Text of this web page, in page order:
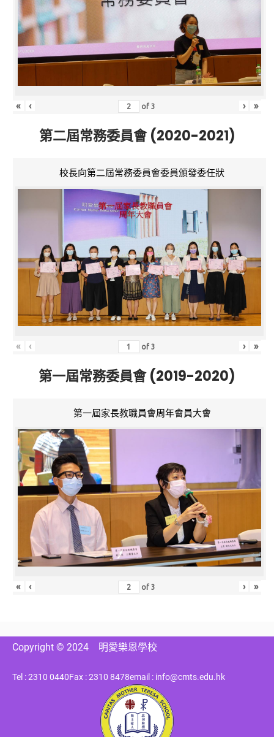
« ‹ of3 › »
第二屆常務委員會 (2020-2021)
校長向第二屆常務委員會委員頒發委任狀
« ‹ of3 › »
第一屆常務委員會 (2019-2020)
第一屆家長教職員會周年會員大會
« ‹ of3 › »
Copyright © 2024 明愛樂恩學校
Tel : 2310 0440Fax : 2310 8478email : info@cmts.edu.hk